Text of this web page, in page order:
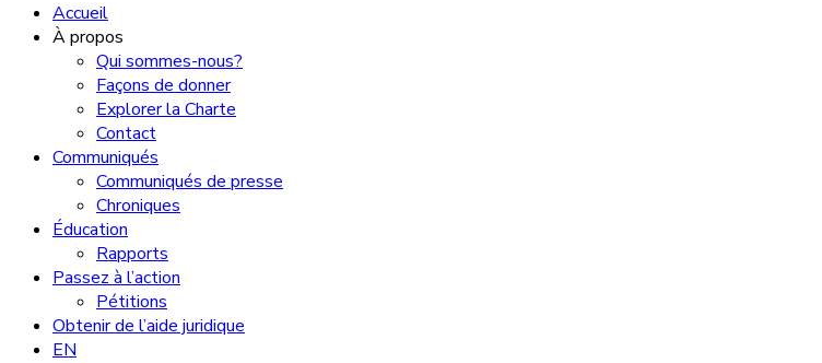
Accueil
À propos
Qui sommes-nous?
Façons de donner
Explorer la Charte
Contact
Communiqués
Communiqués de presse
Chroniques
Éducation
Rapports
Passez à l’action
Pétitions
Obtenir de l’aide juridique
EN